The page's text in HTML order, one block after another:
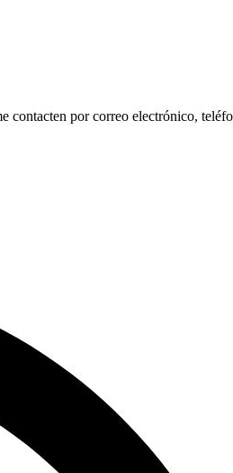
contacten por correo electrónico,